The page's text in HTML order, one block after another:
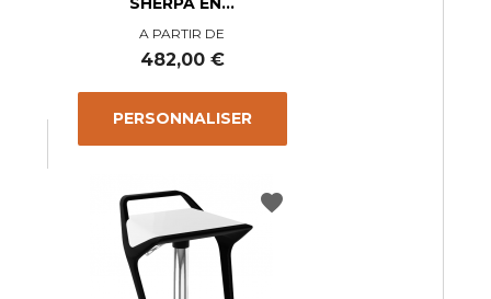
Prix
A PARTIR DE
482,00 €
PERSONNALISER
favorite